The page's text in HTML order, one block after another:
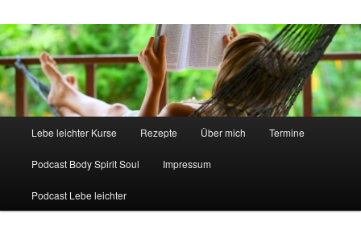
Lebe leichter Kurse Rezepte Über mich Termine
Podcast Body Spirit Soul Impressum
Podcast Lebe leichter